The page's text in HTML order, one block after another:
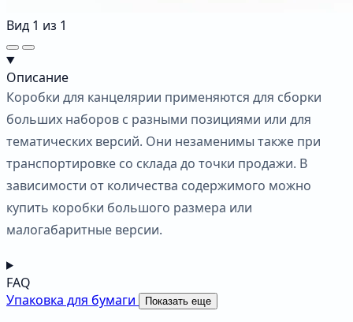
Вид 1 из 1
Описание
Коробки для канцелярии применяются для сборки
больших наборов с разными позициями или для
тематических версий. Они незаменимы также при
транспортировке со склада до точки продажи. В
зависимости от количества содержимого можно
купить коробки большого размера или
малогабаритные версии.
FAQ
Упаковка для бумаги
Показать еще